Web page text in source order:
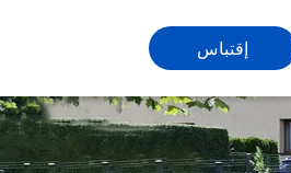
إقتباس